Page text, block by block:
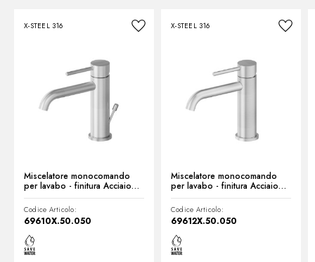
Scheda prodotto
X-STEEL 316
Miscelatore monocomando
per lavabo - finitura Acciaio
Inox
Codice Articolo:
69610X.50.050
X-STEEL 316
Miscelatore monocomando
per lavabo - finitura Acciaio
Inox
Codice Articolo:
69612X.50.050